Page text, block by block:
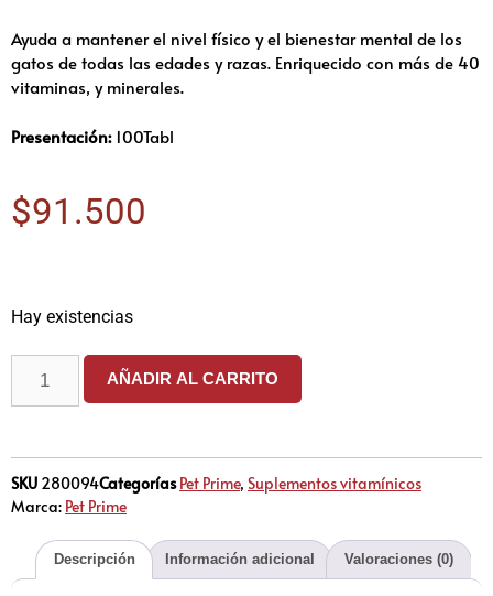
Ayuda a mantener el nivel físico y el bienestar mental de los
gatos de todas las edades y razas. Enriquecido con más de 40
vitaminas, y minerales.
Presentación:100Tabl
$91.500
Hay existencias
AÑADIR AL CARRITO
SKU 280094Categorías Pet Prime, Suplementos vitamínicos
Marca: Pet Prime
Descripción Información adicional Valoraciones (0)